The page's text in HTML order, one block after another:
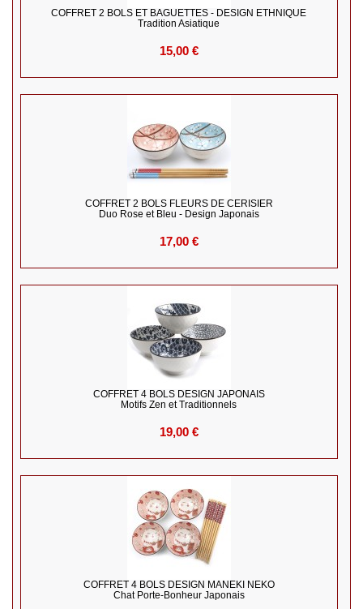
COFFRET 2 BOLS ET BAGUETTES - DESIGN ETHNIQUE
Tradition Asiatique
15,00 €
COFFRET 2 BOLS FLEURS DE CERISIER
Duo Rose et Bleu - Design Japonais
17,00 €
COFFRET 4 BOLS DESIGN JAPONAIS
Motifs Zen et Traditionnels
19,00 €
COFFRET 4 BOLS DESIGN MANEKI NEKO
Chat Porte-Bonheur Japonais